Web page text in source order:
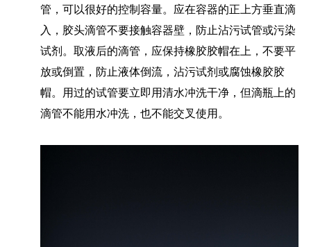
管，可以很好的控制容量。应在容器的正上方垂直滴
入，胶头滴管不要接触容器壁，防止沾污试管或污染
试剂。取液后的滴管，应保持橡胶胶帽在上，不要平
放或倒置，防止液体倒流，沾污试剂或腐蚀橡胶胶
帽。用过的试管要立即用清水冲洗干净，但滴瓶上的
滴管不能用水冲洗，也不能交叉使用。